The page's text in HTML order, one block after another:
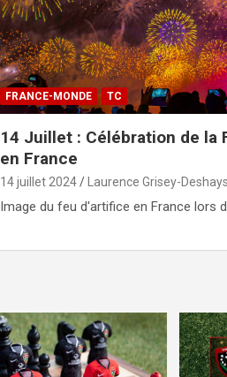
FRANCE-MONDE TC
14 Juillet : Célébration de la
en France
14 juillet 2024 Laurence Grisey-Deshays
Image du feu d'artifice en France lors